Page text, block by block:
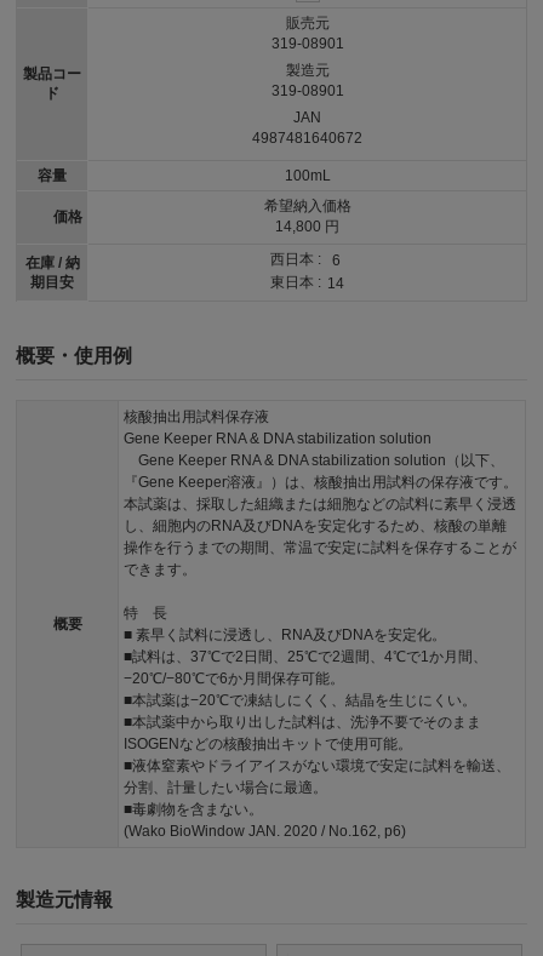
製品コー
ド
容量
価格
在庫 / 納
期目安
販売元
319-08901
製造元
319-08901
JAN
4987481640672
100mL
希望納入価格
14,800 円
西日本 :
6
東日本 : 14
概要・使用例
概要
核酸抽出用試料保存液
Gene Keeper RNA & DNA stabilization solution
Gene Keeper RNA & DNA stabilization solution（以下、
『Gene Keeper溶液』）は、核酸抽出用試料の保存液です。
本試薬は、採取した組織または細胞などの試料に素早く浸透
し、細胞内のRNA及びDNAを安定化するため、核酸の単離
操作を行うまでの期間、常温で安定に試料を保存することが
できます。
特 長
■ 素早く試料に浸透し、RNA及びDNAを安定化。
■試料は、37℃で2日間、25℃で2週間、4℃で1か月間、
−20℃/−80℃で6か月間保存可能。
■本試薬は−20℃で凍結しにくく、結晶を生じにくい。
■本試薬中から取り出した試料は、洗浄不要でそのまま
ISOGENなどの核酸抽出キットで使用可能。
■液体窒素やドライアイスがない環境で安定に試料を輸送、
分割、計量したい場合に最適。
■毒劇物を含まない。
(Wako BioWindow JAN. 2020 / No.162, p6)
製造元情報